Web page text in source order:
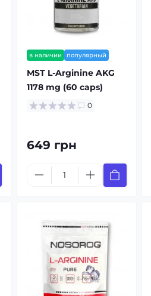
в наличии популярный
MST L-Arginine AKG
1178 mg (60 caps)
0
649 грн